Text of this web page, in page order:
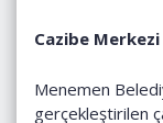
Cazibe
Menemen
gerçekleştirilen